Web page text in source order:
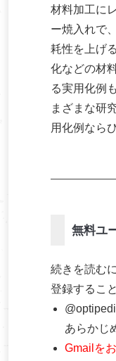
材料加工に
ー焼入れで
耗性を上げ
化などの材
る実用化例
まざまな研
用化例なら
無料ユ
続きを読む
登録するこ
あらかじ
Gmailを